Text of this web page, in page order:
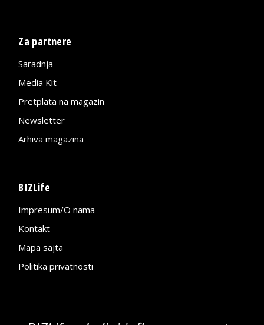
Za partnere
Saradnja
Media Kit
Pretplata na magazin
Newsletter
Arhiva magazina
BIZLife
Impresum/O nama
Kontakt
Mapa sajta
Politika privatnosti